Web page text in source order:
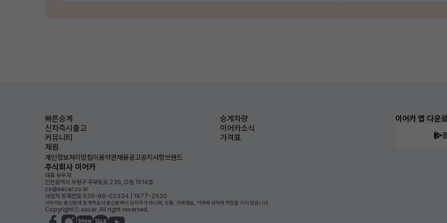
빠른승계
승계차량
신차즉시출고
이어카소식
커뮤니티
가격표
제원
이어카 앱 다운
개인정보처리방침이용약관채용공고공지사항브랜드
주식회사 이어카
대표 유우재
인천광역시 부평구 주부토로 236, D동 1514호
cs@eacar.co.kr
사업자 등록번호 539-88-02334 | 1877-2520
이어카는 통신판매 중개자로서 통신판매의 당사자가 아니며, 상품, 거래정보, 거래에 대하여 책임을 지지 않습니다.
Copyrightⓒ eacar. All right reserved.